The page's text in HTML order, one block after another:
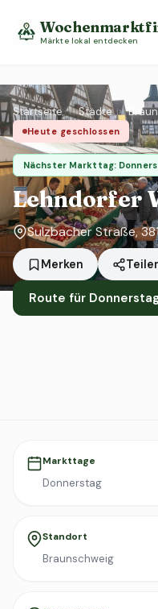
Märkte lokal entdecken
Startseite › Städte ›
Heute geschlossen
Nächster Markttag:
Lehndorfer
Sulzbacher Straße,
Merken
Route für
Markttage
Donnerstag
Standort
Braunschweig